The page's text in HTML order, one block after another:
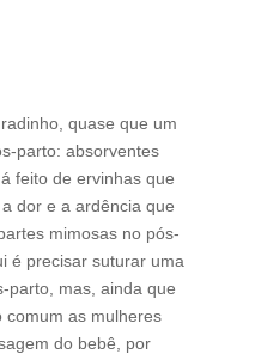
quase que um
parto: absorventes
feito de ervinhas que
dor e a ardência que
mimosas no pós-
é precisar suturar uma
parto, mas, ainda que
comum as mulheres
do bebê, por